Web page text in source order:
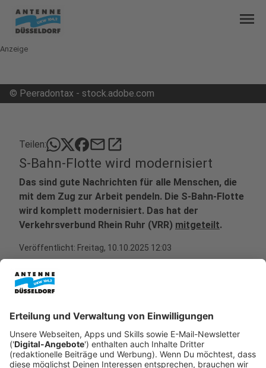
menu
Anzeige
© Peeradontax - stock.adobe.com
Teilen: mailopen_in_new
S-Bahn-Flotte wird modernisiert
Das sind gute Nachrichten für alle Menschen, die
mit dem Zug zur Arbeit pendeln. Die S-Bahn-Flotte
wird komplett modernisiert. Das hat der
Verkehrsverbund Rhein Ruhr (VRR) mitgeteilt.
Veröffentlicht: Freitag, 10.10.2025 12:03
Anzeige
Bisher wurden gut zwanzig Fahrzeuge erneuert. Jetzt
sind die restlichen einhundert dran.
Anzeige